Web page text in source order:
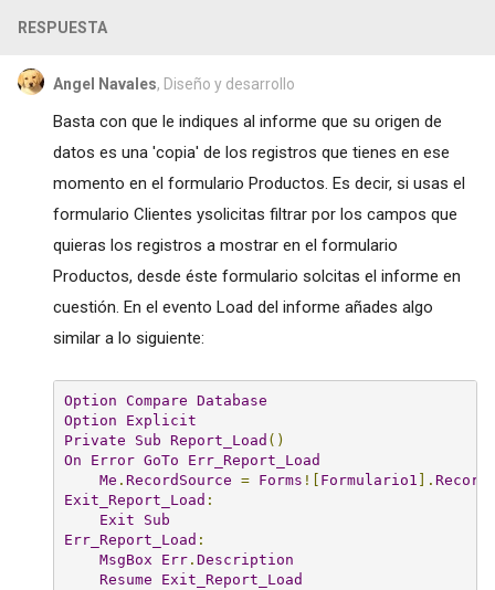
RESPUESTA
Angel Navales, Diseño y desarrollo
Basta con que le indiques al informe que su origen de
datos es una 'copia' de los registros que tienes en ese
momento en el formulario Productos. Es decir, si usas el
formulario Clientes ysolicitas filtrar por los campos que
quieras los registros a mostrar en el formulario
Productos, desde éste formulario solcitas el informe en
cuestión. En el evento Load del informe añades algo
similar a lo siguiente:
Option Compare
Database
Option
Explicit
Private
Sub Report_Load ()
On
Error GoTo
Err_Report_Load
Me . RecordSource = Forms ![ Formulario1 ].
Exit_Report_Load :
Exit
Sub
Err_Report_Load :
MsgBox
Err .Description
Resume
Exit_Report_Load